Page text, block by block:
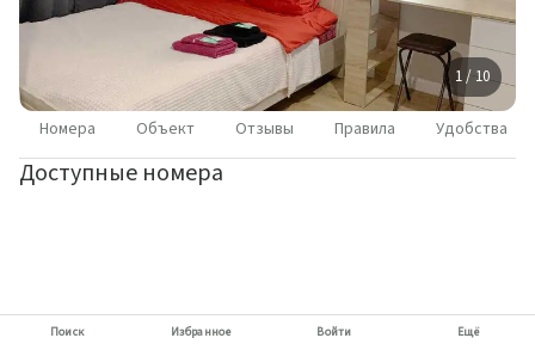
1 / 10
Номера Объект Отзывы Правила Удобства
Доступные номера
Поиск Избранное Войти Ещё